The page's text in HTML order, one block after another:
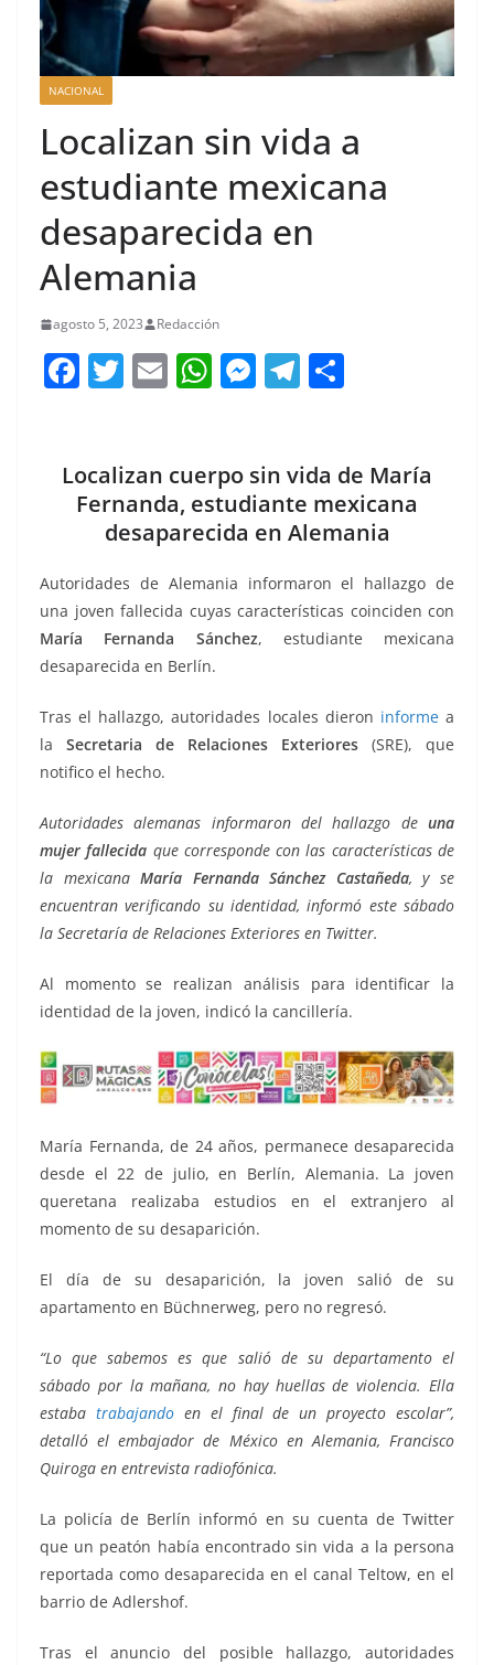
NACIONAL
Localizan sin vida a
estudiante mexicana
desaparecida en
Alemania
agosto 5, 2023 Redacción
F
e
b
o
k
T
er
E
l
W
s
A
p
p
M
e
n
g
er
T
gr
a
m
p
ar
tir
Localizan cuerpo sin vida de María
Fernanda, estudiante mexicana
desaparecida en Alemania
Autoridades de Alemania informaron el hallazgo de
una joven fallecida cuyas características coinciden con
María Fernanda Sánchez, estudiante mexicana
desaparecida en Berlín.
Tras el hallazgo, autoridades locales dieron informea
la Secretaria de Relaciones Exteriores (SRE), que
notifico el hecho.
Autoridades alemanas informaron del hallazgo de una
mujer fallecida que corresponde con las características de
la mexicanaMaría Fernanda Sánchez Castañeda, y se
encuentran verificando su identidad, informó este sábado
la Secretaría de Relaciones Exteriores en Twitter.
Al momento se realizan análisis para identificar la
identidad de la joven, indicó la cancillería.
María Fernanda, de 24 años, permanece desaparecida
desde el 22 de julio, en Berlín, Alemania. La joven
queretana realizaba estudios en el extranjero al
momento de su desaparición.
El día de su desaparición, la joven salió de su
apartamento en Büchnerweg, pero no regresó.
“Lo que sabemos es que salió de su departamento el
sábado por la mañana, no hay huellas de violencia. Ella
estaba trabajandoen el final de un proyecto escolar”,
detalló el embajador de México en Alemania, Francisco
Quiroga en entrevista radiofónica.
La policía de Berlín informó en su cuenta de Twitter
que un peatón había encontrado sin vida a la persona
reportada como desaparecida en el canal Teltow, en el
barrio de Adlershof.
Tras el anuncio del posible hallazgo, autoridades